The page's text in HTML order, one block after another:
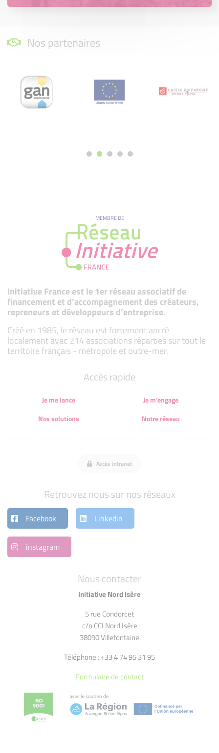
Nos partenaires
MEMBRE DE
Initiative France est le 1er réseau associatif de
financement et d’accompagnement des créateurs,
repreneurs et développeurs d’entreprise.
Créé en 1985, le réseau est fortement ancré
localement avec 214 associations réparties sur tout le
territoire français - métropole et outre-mer.
Nous contacter
Initiative Nord Isère
5 rue Condorcet
c/o CCI Nord Isère
38090 Villefontaine
Téléphone : +33 4 74 95 31 95
Formulaire de contact
Accès rapide
Je me lance
Je m'engage
Nos solutions
Notre réseau
Accès intranet
Retrouvez nous sur nos réseaux
Facebook Linkedin
instagram